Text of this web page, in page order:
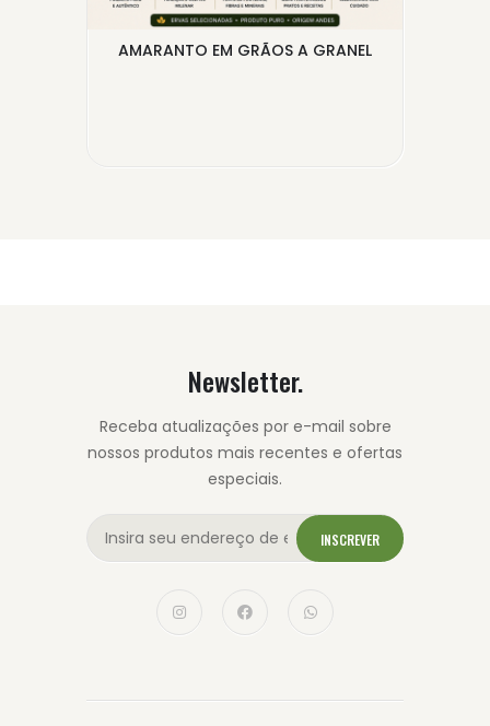
AMARANTO EM GRÃOS A GRANEL
Newsletter.
Receba atualizações por e-mail sobre
nossos produtos mais recentes e ofertas
especiais.
INSCREVER